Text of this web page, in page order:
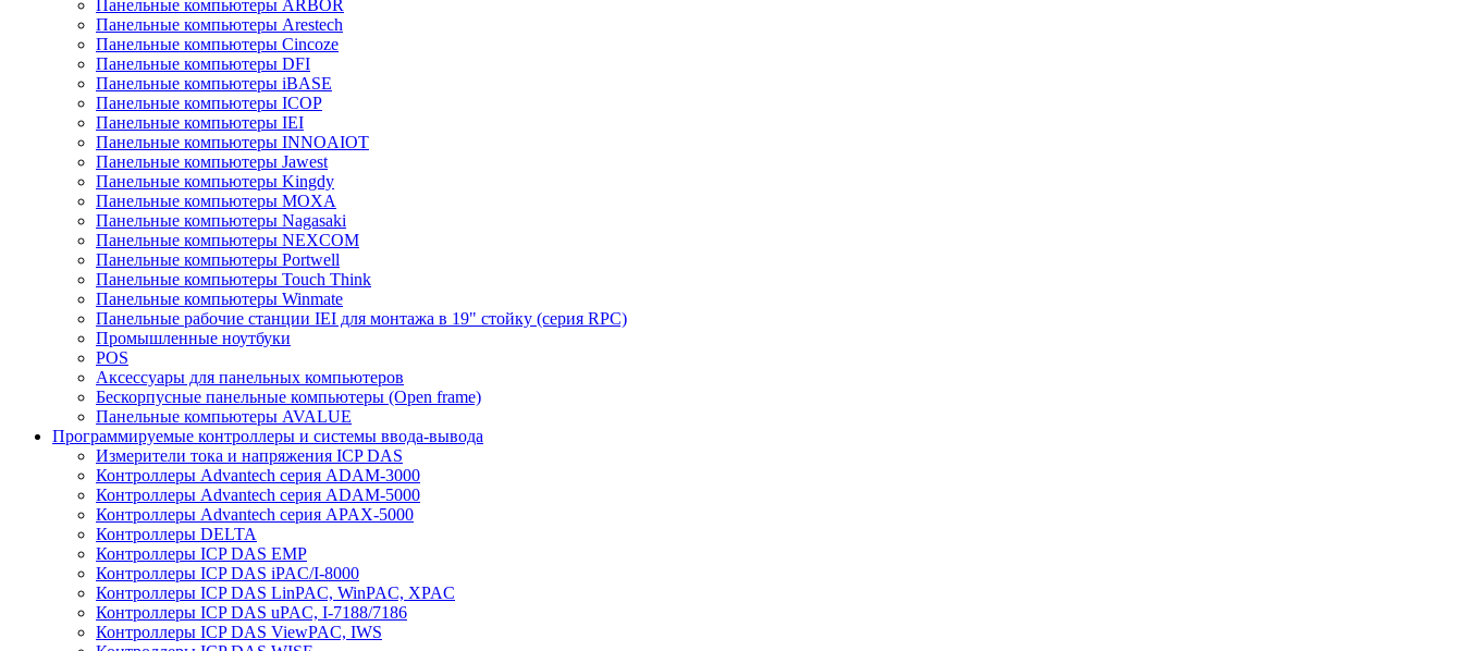
Панельные компьютеры ARBOR
Панельные компьютеры Arestech
Панельные компьютеры Cincoze
Панельные компьютеры DFI
Панельные компьютеры iBASE
Панельные компьютеры ICOP
Панельные компьютеры IEI
Панельные компьютеры INNOAIOT
Панельные компьютеры Jawest
Панельные компьютеры Kingdy
Панельные компьютеры MOXA
Панельные компьютеры Nagasaki
Панельные компьютеры NEXCOM
Панельные компьютеры Portwell
Панельные компьютеры Touch Think
Панельные компьютеры Winmate
Панельные рабочие станции IEI для монтажа в 19" стойку (серия RPC)
Промышленные ноутбуки
POS
Аксессуары для панельных компьютеров
Бескорпусные панельные компьютеры (Open frame)
Панельные компьютеры AVALUE
Программируемые контроллеры и системы ввода-вывода
Измерители тока и напряжения ICP DAS
Контроллеры Advantech серия ADAM-3000
Контроллеры Advantech серия ADAM-5000
Контроллеры Advantech серия APAX-5000
Контроллеры DELTA
Контроллеры ICP DAS EMP
Контроллеры ICP DAS iPAC/I-8000
Контроллеры ICP DAS LinPAC, WinPAC, XPAC
Контроллеры ICP DAS uPAC, I-7188/7186
Контроллеры ICP DAS ViewPAC, IWS